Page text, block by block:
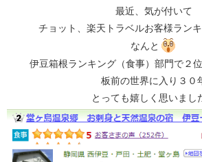
最近、気が付いて
チョット、楽天トラベルお客様ラン
なんと
伊豆箱根ランキング（食事）部門で２
板前の世界に入り３０
とっても嬉しく思いまし